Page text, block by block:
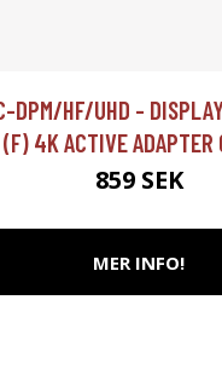
DPM/HF/UHD -
(F) 4K ACTIVE ADAPTER
859 SEK
MER INFO!